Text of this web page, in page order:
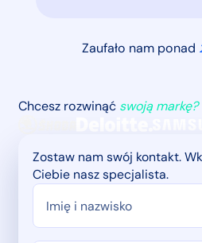
Zaufało nam ponad
Chcesz rozwinąć swoją markę?
Zostaw nam swój kontakt.
Ciebie nasz specjalista.